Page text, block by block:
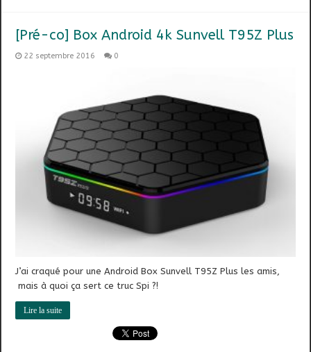
[Pré-co] Box Android 4k Sunvell T95Z Plus
22 septembre 2016 0
J’ai craqué pour une Android Box Sunvell T95Z Plus les amis,
mais à quoi ça sert ce truc Spi ?!
Lire la suite